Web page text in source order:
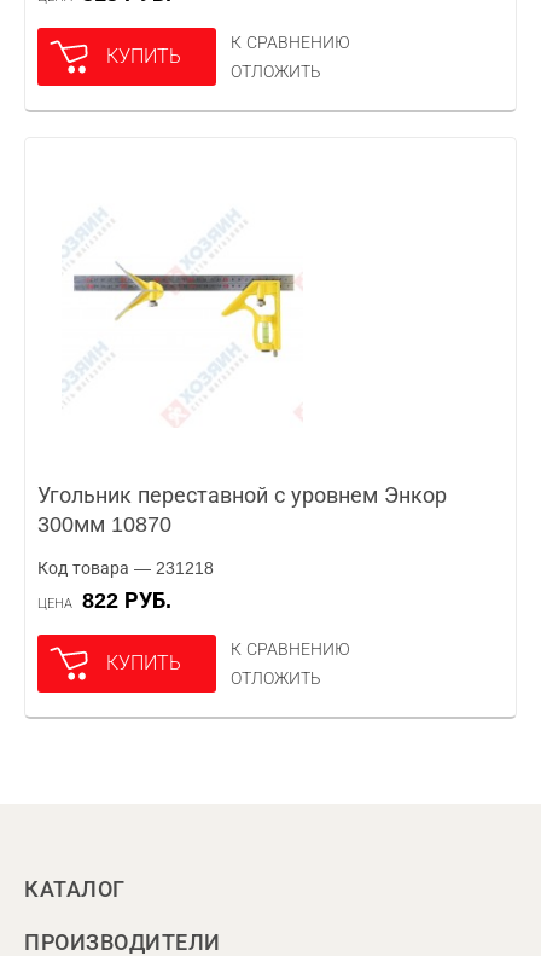
КУПИТЬ
К СРАВНЕНИЮ
ОТЛОЖИТЬ
Угольник переставной с уровнем Энкор
300мм 10870
Код товара — 231218
ЦЕНА 822 РУБ.
КУПИТЬ
К СРАВНЕНИЮ
ОТЛОЖИТЬ
КАТАЛОГ
ПРОИЗВОДИТЕЛИ